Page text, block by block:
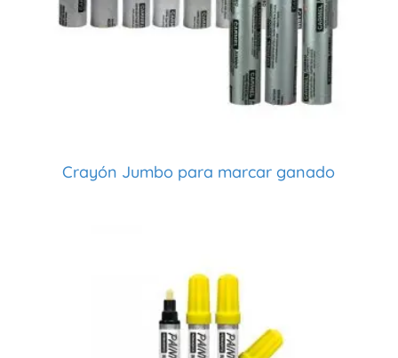
Crayón Jumbo para marcar ganado